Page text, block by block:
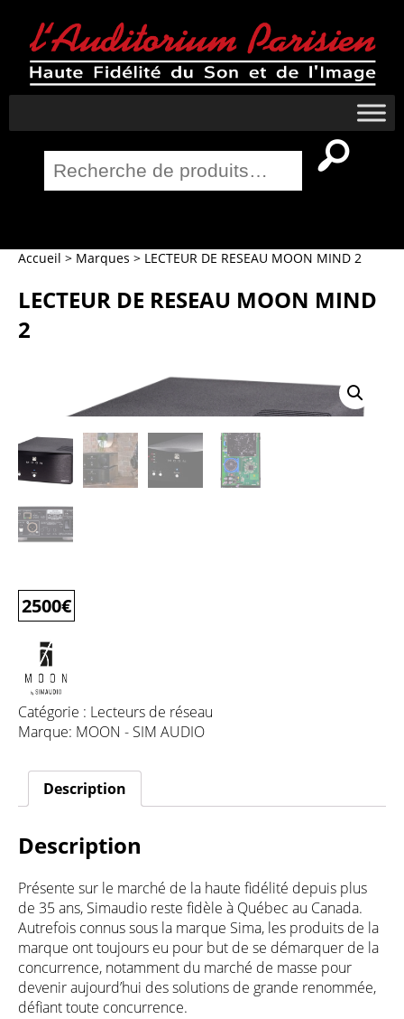
pour :
Accueil > Marques > LECTEUR DE RESEAU MOON MIND 2
LECTEUR DE RESEAU MOON MIND
2
2500€
Catégorie : Lecteurs de réseau
Marque: MOON - SIM AUDIO
Description
Description
Présente sur le marché de la haute fidélité depuis plus
de 35 ans, Simaudio reste fidèle à Québec au Canada.
Autrefois connus sous la marque Sima, les produits de la
marque ont toujours eu pour but de se démarquer de la
concurrence, notamment du marché de masse pour
devenir aujourd’hui des solutions de grande renommée,
défiant toute concurrence.